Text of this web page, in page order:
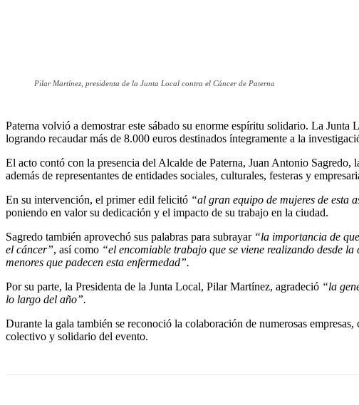
Pilar Martínez, presidenta de la Junta Local contra el Cáncer de Paterna
Paterna volvió a demostrar este sábado su enorme espíritu solidario. La
logrando recaudar más de 8.000 euros destinados íntegramente a la
El acto contó con la presencia del Alcalde de Paterna, Juan Antonio
además de representantes de entidades sociales, culturales, festeras y
En su intervención, el primer edil felicitó “al gran equipo de mujeres de esta
poniendo en valor su dedicación y el impacto de su trabajo en la ciudad.
Sagredo también aprovechó sus palabras para subrayar “la importancia de
el cáncer”, así como “el encomiable trabajo que se viene realizando desde
menores que padecen esta enfermedad”.
Por su parte, la Presidenta de la Junta Local, Pilar Martínez, agradeció “la
lo largo del año”.
Durante la gala también se reconoció la colaboración de numerosas
colectivo y solidario del evento.